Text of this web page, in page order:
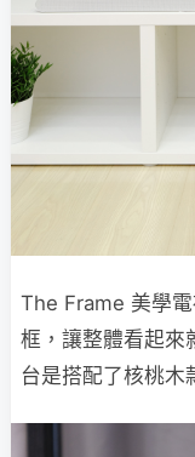
The Frame 美學
框，讓整體看起來
台是搭配了核桃木